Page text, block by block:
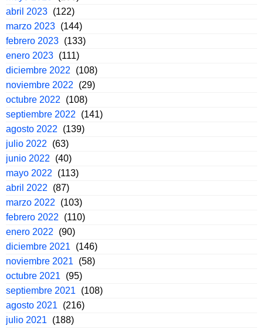
abril 2023 (122)
marzo 2023 (144)
febrero 2023 (133)
enero 2023 (111)
diciembre 2022
(108)
noviembre 2022
(29)
octubre 2022
(108)
septiembre 2022
(141)
agosto 2022
(139)
julio 2022
(63)
junio 2022
(40)
mayo 2022
(113)
abril 2022
(87)
marzo 2022
(103)
febrero 2022
(110)
enero 2022
(90)
diciembre 2021
(146)
noviembre 2021
(58)
octubre 2021
(95)
septiembre 2021
(108)
agosto 2021
(216)
julio 2021
(188)